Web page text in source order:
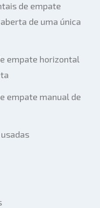
de empate
de uma única
empate horizontal
empate manual de